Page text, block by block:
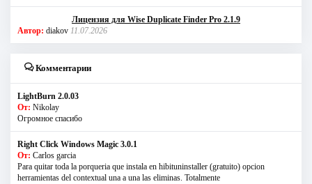
Лицензия для Wise Duplicate Finder Pro 2.1.9
Автор: diakov 11.07.2026
Комментарии
LightBurn 2.0.03
От: Nikolay
Огромное спасибо
Right Click Windows Magic 3.0.1
От: Carlos garcia
Para quitar toda la porqueria que instala en hibituninstaller (gratuito) opcion
herramientas del contextual una a una las eliminas. Totalmente